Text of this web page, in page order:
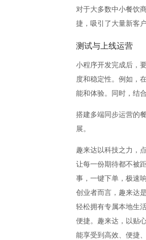
对于大多数中小餐饮
捷，吸引了大量新客
测试与上线运营
小程序开发完成后，
度和稳定性。例如，
能和体验。同时，结
搭建多端同步运营的
展。
趣来达以科技之力，
让每一份期待都不被
事，一键下单，极速
创业者而言，趣来达
轻松拥有专属本地生
便捷。趣来达，以贴
能享受到高效、便捷